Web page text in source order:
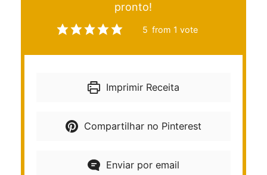
pronto!
5 from 1 vote
Imprimir Receita
Compartilhar no Pinterest
Enviar por email